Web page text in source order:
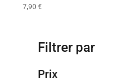
7,90 €
Filtrer par
Prix